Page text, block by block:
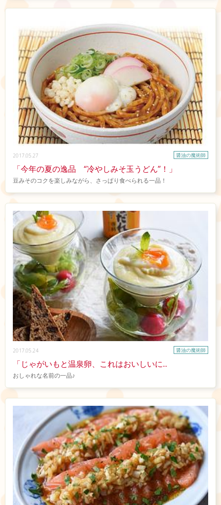
2017.05.27 醤油の魔術師
「今年の夏の逸品 “冷やしみそ玉うどん”！」
豆みそのコクを楽しみながら、さっぱり食べられる一品！
2017.05.24 醤油の魔術師
「じゃがいもと温泉卵、これはおいしいに...
おしゃれな名前の一品♪